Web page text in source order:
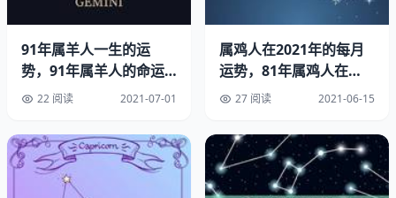
职业：大周皇帝
：
主要成就：废唐，改国号为周
中国历史上唯一一个正统的女皇帝
代表作品：《臣轨》，《如意娘》
91年属羊人一生的运
势，91年属羊人的命运
好吗22 阅读 2021-07-01
属鸡人在2021年的每月
运势，81年属鸡人在
2021年的全年运势
27 阅读 2021-06-15